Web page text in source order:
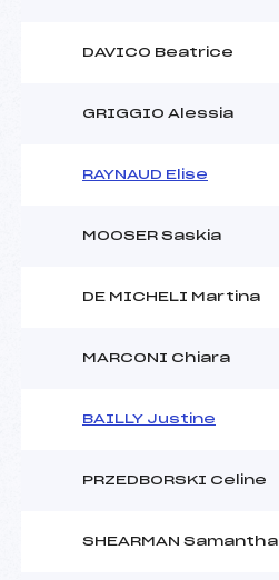
DAVICO Beatrice
GRIGGIO Alessia
RAYNAUD Elise
MOOSER Saskia
DE MICHELI Martina
MARCONI Chiara
BAILLY Justine
PRZEDBORSKI Celine
SHEARMAN Samantha